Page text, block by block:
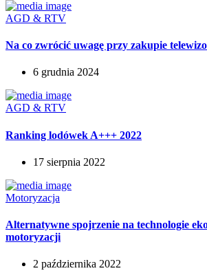
AGD & RTV
Na co zwrócić uwagę przy zakupie
6 grudnia 2024
AGD & RTV
Ranking lodówek A+++ 2022
17 sierpnia 2022
Motoryzacja
Alternatywne spojrzenie na technologie
motoryzacji
2 października 2022